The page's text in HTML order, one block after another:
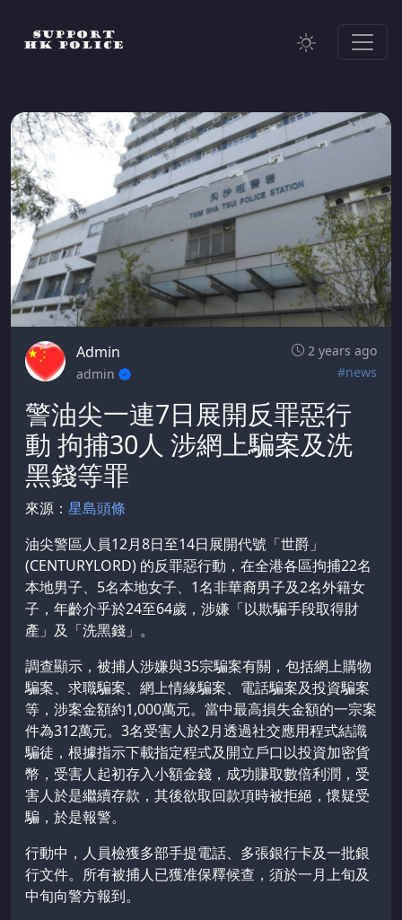
Admin
2 years ago
admin
#news
警油尖一連7日展開反罪惡行
動 拘捕30人 涉網上騙案及洗
黑錢等罪
來源： 星島頭條
油尖警區人員12月8日至14日展開代號「世爵」
(CENTURYLORD) 的反罪惡行動，在全港各區拘捕22名
本地男子、5名本地女子、1名非華裔男子及2名外籍女
子，年齡介乎於24至64歲，涉嫌「以欺騙手段取得財
產」及「洗黑錢」。
調查顯示，被捕人涉嫌與35宗騙案有關，包括網上購物
騙案、求職騙案、網上情緣騙案、電話騙案及投資騙案
等，涉案金額約1,000萬元。當中最高損失金額的一宗案
件為312萬元。3名受害人於2月透過社交應用程式結識
騙徒，根據指示下載指定程式及開立戶口以投資加密貨
幣，受害人起初存入小額金錢，成功賺取數倍利潤，受
害人於是繼續存款，其後欲取回款項時被拒絕，懷疑受
騙，於是報警。
行動中，人員檢獲多部手提電話、多張銀行卡及一批銀
行文件。所有被捕人已獲准保釋候查，須於一月上旬及
中旬向警方報到。